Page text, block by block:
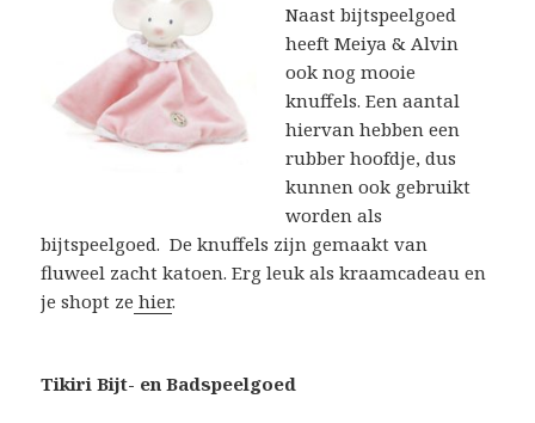
Naast bijtspeelgoed
heeft Meiya & Alvin
ook nog mooie
knuffels. Een aantal
hiervan hebben een
rubber hoofdje, dus
kunnen ook gebruikt
worden als
bijtspeelgoed. De knuffels zijn gemaakt van
fluweel zacht katoen. Erg leuk als kraamcadeau en
je shopt ze hier.
Tikiri Bijt- en Badspeelgoed